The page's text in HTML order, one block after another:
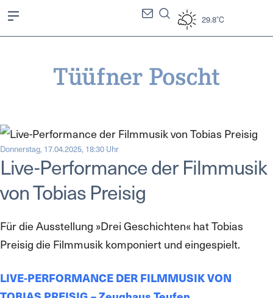
29.8°C
Donnerstag, 17.04.2025, 18:30 Uhr
Live-Performance der Filmmusik
von Tobias Preisig
Für die Ausstellung »Drei Geschichten« hat Tobias
Preisig die Filmmusik komponiert und eingespielt.
LIVE-PERFORMANCE DER FILMMUSIK VON